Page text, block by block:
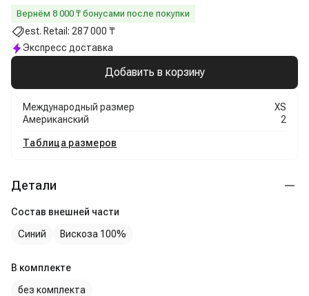
Вернём 8 000 ₸ бонусами после покупки
est. Retail: 287 000 ₸
Экспресс доставка
Добавить в корзину
Международный размер
XS
Американский
2
Таблица размеров
Детали
Состав внешней части
Синий
Вискоза 100%
В комплекте
без комплекта